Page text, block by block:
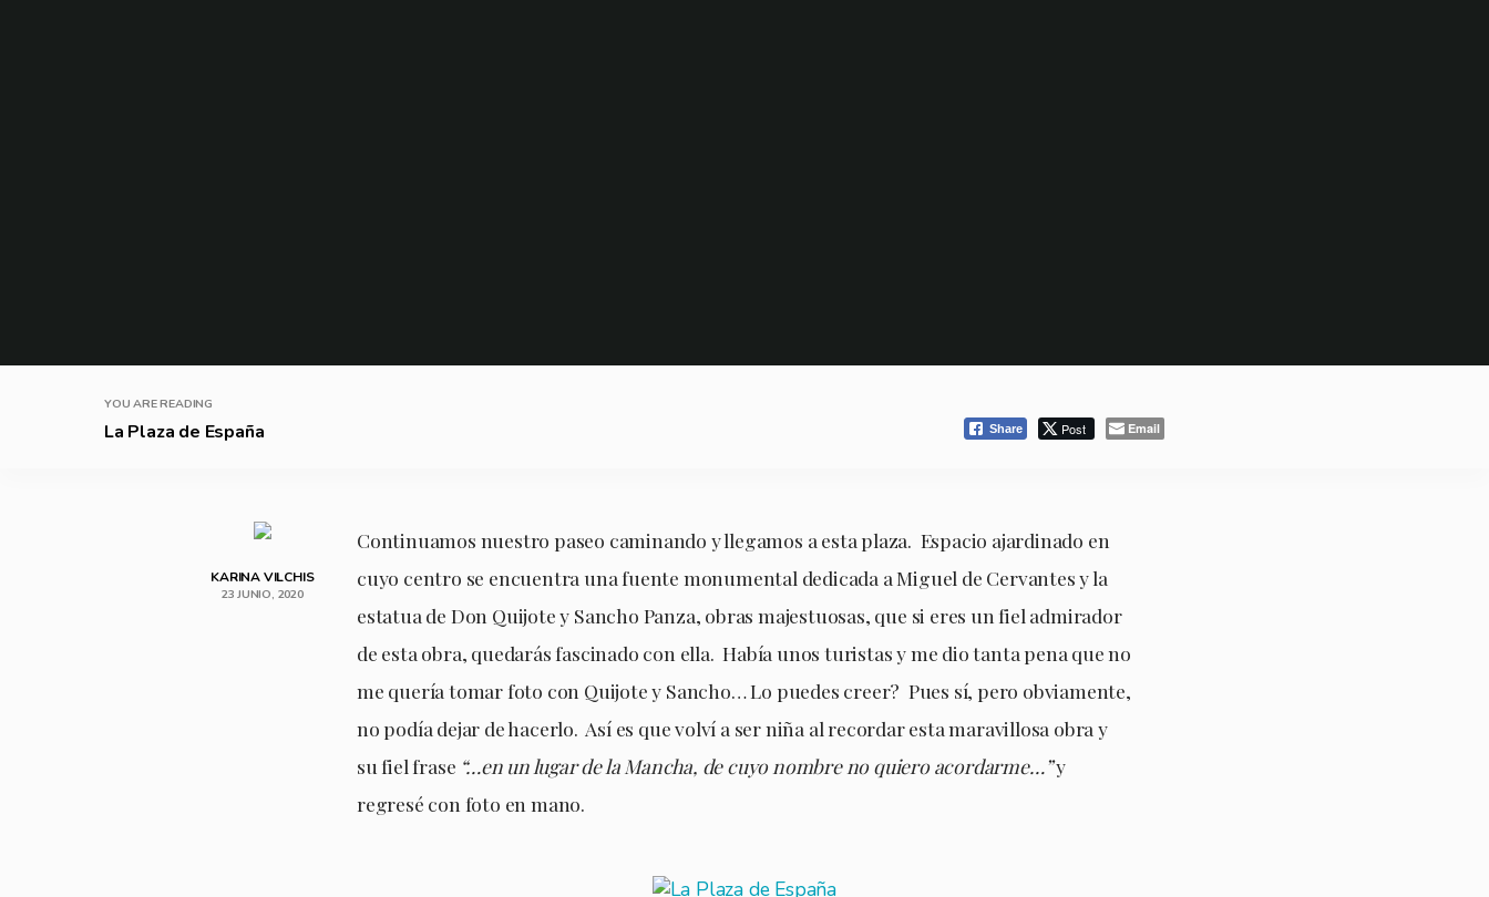
YOU ARE READING
La Plaza de España Share Post Email
KARINA VILCHIS
23 JUNIO, 2020
Continuamos nuestro paseo caminando y llegamos a esta plaza. Espacio ajardinado en
cuyo centro se encuentra una fuente monumental dedicada a Miguel de Cervantes y la
estatua de Don Quijote y Sancho Panza, obras majestuosas, que si eres un fiel admirador
de esta obra, quedarás fascinado con ella. Había unos turistas y me dio tanta pena que no
me quería tomar foto con Quijote y Sancho… Lo puedes creer? Pues sí, pero obviamente,
no podía dejar de hacerlo. Así es que volví a ser niña al recordar esta maravillosa obra y
su fiel frase “…en un lugar de la Mancha, de cuyo nombre no quiero acordarme…”y
regresé con foto en mano.